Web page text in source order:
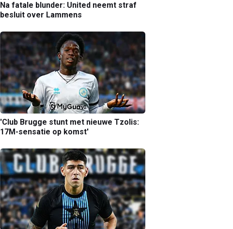
Na fatale blunder: United neemt straf
besluit over Lammens
'Club Brugge stunt met nieuwe Tzolis:
17M-sensatie op komst'